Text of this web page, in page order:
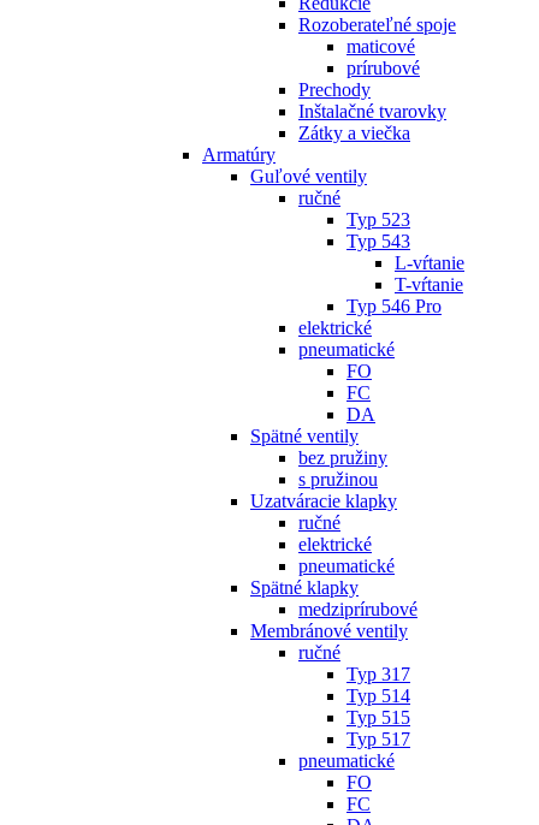
Rozoberateľné spoje
maticové
prírubové
Prechody
Inštalačné tvarovky
Zátky a viečka
Armatúry
Guľové ventily
ručné
Typ 523
Typ 543
L-vŕtanie
T-vŕtanie
Typ 546 Pro
elektrické
pneumatické
FO
FC
DA
Spätné ventily
bez pružiny
s pružinou
Uzatváracie klapky
ručné
elektrické
pneumatické
Spätné klapky
medziprírubové
Membránové ventily
ručné
Typ 317
Typ 514
Typ 515
Typ 517
pneumatické
FO
FC